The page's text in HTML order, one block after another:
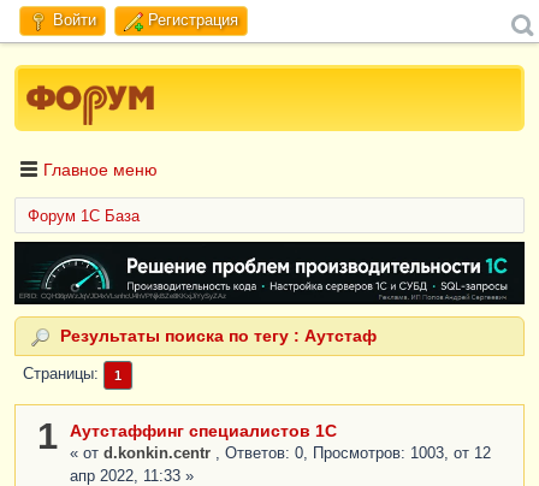
Войти Регистрация
Главное меню
Форум 1C База
ERID: CQH36pWzJqVJD4xVLsnhcU4hVPNjkBZe8KKxjJiYySyZAz
Результаты поиска по тегу : Аутстаф
Страницы 1
1 Аутстаффинг специалистов 1С
« от d.konkin.centr
, Ответов: 0, Просмотров: 1003, от 12
апр 2022, 11:33 »